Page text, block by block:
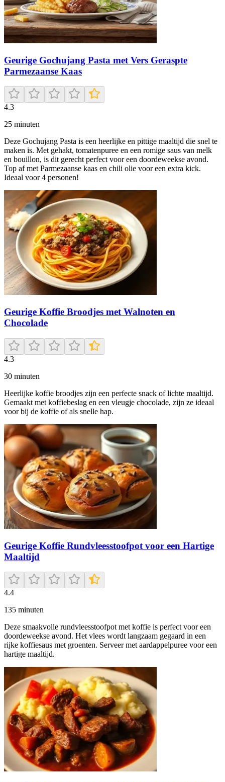
Geurige Gochujang Pasta met Vers Geraspte
Parmezaanse Kaas
4.3
25 minuten
Deze Gochujang Pasta is een heerlijke en pittige maaltijd die snel te
maken is. Met gehakt, tomatenpuree en een romige saus van melk
en bouillon, is dit gerecht perfect voor een doordeweekse avond.
Top af met Parmezaanse kaas en chili olie voor een extra kick.
Ideaal voor 4 personen!
Geurige Koffie Broodjes met Walnoten en
Chocolade
4.3
30 minuten
Heerlijke koffie broodjes zijn een perfecte snack of lichte maaltijd.
Gemaakt met koffiebeslag en een vleugje chocolade, zijn ze ideaal
voor bij de koffie of als snelle hap.
Geurige Koffie Rundvleesstoofpot voor een Hartige
Maaltijd
4.4
135 minuten
Deze smaakvolle rundvleesstoofpot met koffie is perfect voor een
doordeweekse avond. Het vlees wordt langzaam gegaard in een
rijke koffiesaus met groenten. Serveer met aardappelpuree voor een
hartige maaltijd.